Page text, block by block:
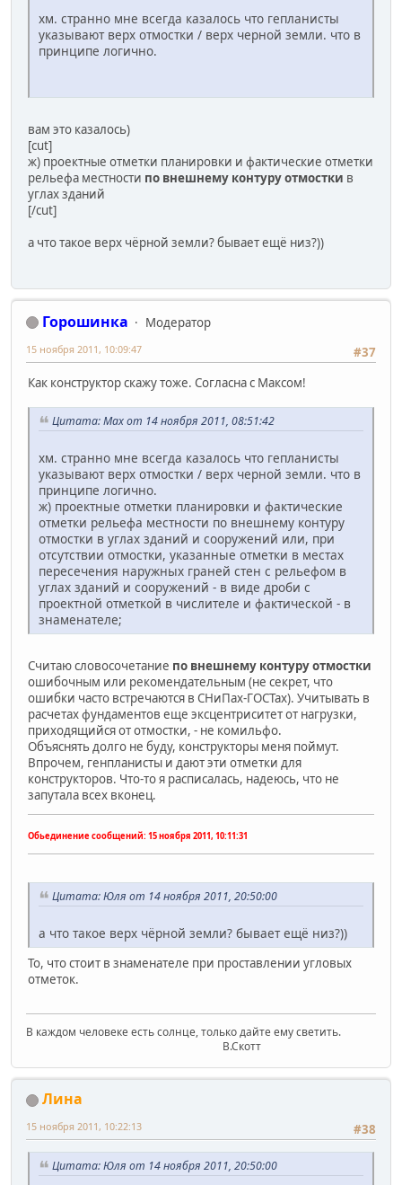
хм. странно мне всегда казалось что гепланисты
указывают верх отмостки / верх черной земли. что в
принципе логично.
вам это казалось)
[cut]
ж) проектные отметки планировки и фактические отметки
рельефа местности по внешнему контуру отмостки в
углах зданий
[/cut]
а что такое верх чёрной земли? бывает ещё низ?))
Горошинка
Модератор
#37
15 ноября 2011, 10:09:47
Как конструктор скажу тоже. Согласна с Максом!
Цитата: Max от 14 ноября 2011, 08:51:42
хм. странно мне всегда казалось что гепланисты
указывают верх отмостки / верх черной земли. что в
принципе логично.
ж) проектные отметки планировки и фактические
отметки рельефа местности по внешнему контуру
отмостки в углах зданий и сооружений или, при
отсутствии отмостки, указанные отметки в местах
пересечения наружных граней стен с рельефом в
углах зданий и сооружений - в виде дроби с
проектной отметкой в числителе и фактической - в
знаменателе;
Считаю словосочетание по внешнему контуру отмостки
ошибочным или рекомендательным (не секрет, что
ошибки часто встречаются в СНиПах-ГОСТах). Учитывать в
расчетах фундаментов еще эксцентриситет от нагрузки,
приходящийся от отмостки, - не комильфо.
Объяснять долго не буду, конструкторы меня поймут.
Впрочем, генпланисты и дают эти отметки для
конструкторов. Что-то я расписалась, надеюсь, что не
запутала всех вконец.
Обьединение сообщений: 15 ноября 2011, 10:11:31
Цитата: Юля от 14 ноября 2011, 20:50:00
а что такое верх чёрной земли? бывает ещё низ?))
То, что стоит в знаменателе при проставлении угловых
отметок.
В каждом человеке есть солнце, только дайте ему светить.
В.Скотт
Лина
#38
15 ноября 2011, 10:22:13
Цитата: Юля от 14 ноября 2011, 20:50:00